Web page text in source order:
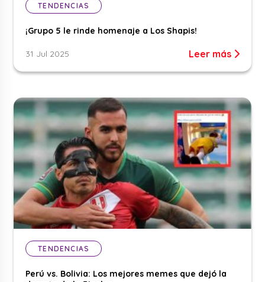
TENDENCIAS
¡Grupo 5 le rinde homenaje a Los Shapis!
31 Jul 2025 Leer más
TENDENCIAS
Perú vs. Bolivia: Los mejores memes que dejó la